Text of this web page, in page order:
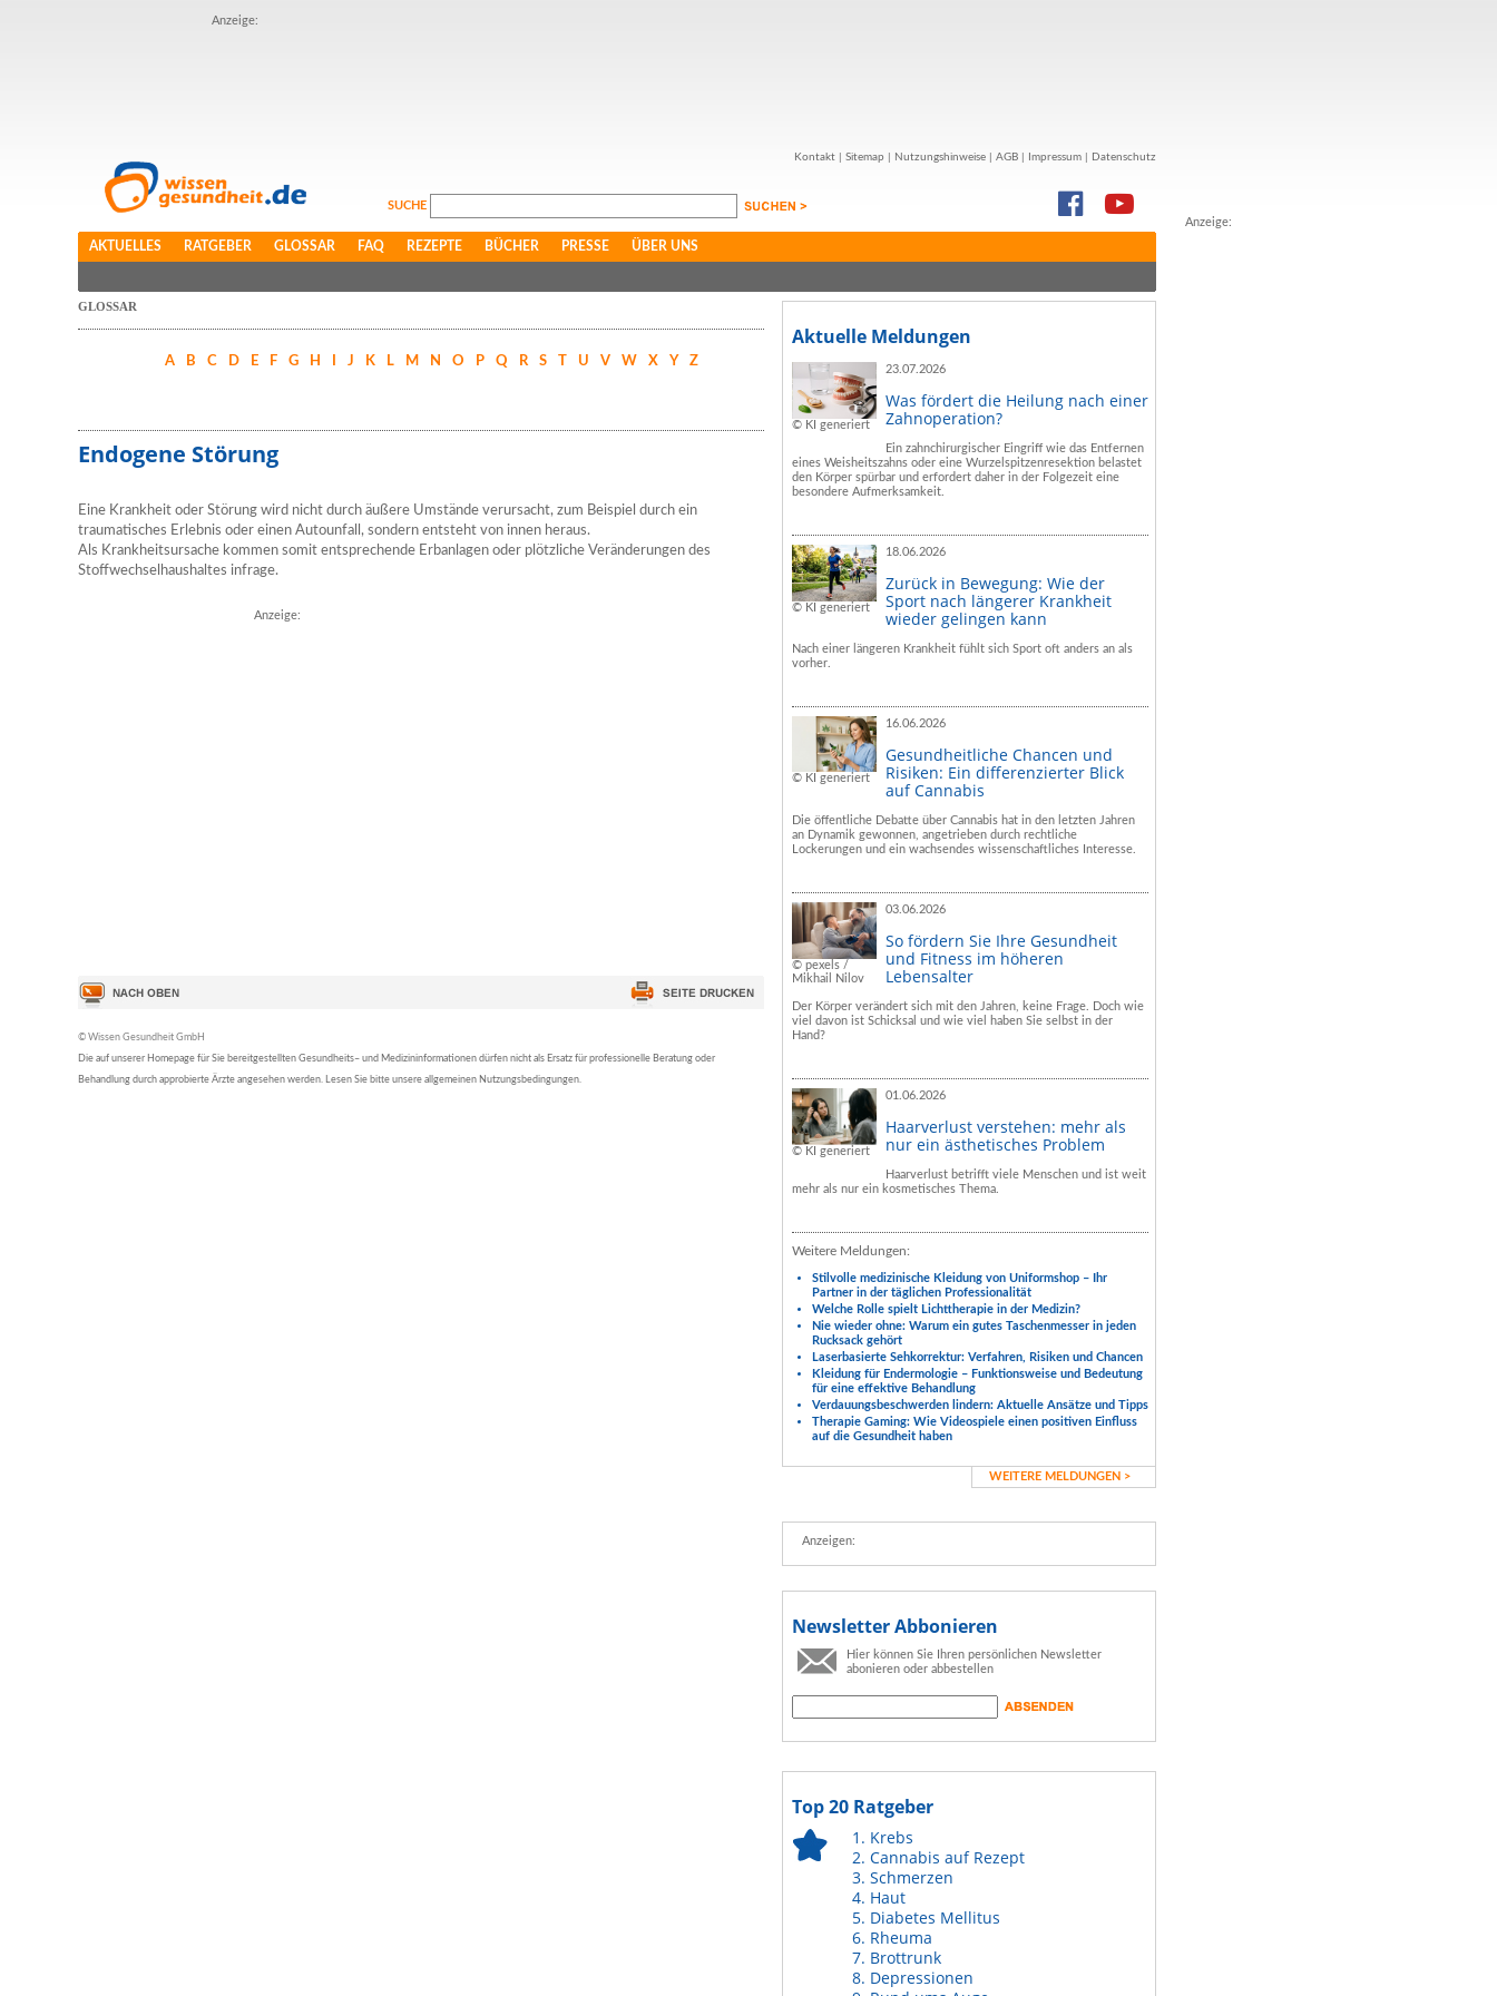
Anzeige:
Anzeige:
Kontakt Sitemap Nutzungshinweise AGB Impressum Datenschutz
SUCHE
AKTUELLES RATGEBER GLOSSAR FAQ REZEPTE BÜCHER PRESSE ÜBER UNS
GLOSSAR
A B C D E F G H J K L M N O P Q R S T U V W X Y Z
Endogene Störung
Eine Krankheit oder Störung wird nicht durch äußere Umstände verursacht, zum Beispiel durch ein
traumatisches Erlebnis oder einen Autounfall, sondern entsteht von innen heraus.
Als Krankheitsursache kommen somit entsprechende Erbanlagen oder plötzliche Veränderungen des
Stoffwechselhaushaltes infrage.
Anzeige:
© Wissen Gesundheit GmbH
Die auf unserer Homepage für Sie bereitgestellten Gesundheits– und Medizininformationen dürfen nicht als Ersatz für professionelle Beratung oder
Behandlung durch approbierte Ärzte angesehen werden. Lesen Sie bitte unsere allgemeinen Nutzungsbedingungen.
Aktuelle Meldungen
© KI generiert
23.07.2026
Was fördert die Heilung nach einer
Zahnoperation?
Ein zahnchirurgischer Eingriff wie das Entfernen
eines Weisheitszahns oder eine Wurzelspitzenresektion belastet
den Körper spürbar und erfordert daher in der Folgezeit eine
besondere Aufmerksamkeit.
© KI generiert
18.06.2026
Zurück in Bewegung: Wie der
Sport nach längerer Krankheit
wieder gelingen kann
Nach einer längeren Krankheit fühlt sich Sport oft anders an als
vorher.
© KI generiert
16.06.2026
Gesundheitliche Chancen und
Risiken: Ein differenzierter Blick
auf Cannabis
Die öffentliche Debatte über Cannabis hat in den letzten Jahren
an Dynamik gewonnen, angetrieben durch rechtliche
Lockerungen und ein wachsendes wissenschaftliches Interesse.
© pexels /
Mikhail Nilov
03.06.2026
So fördern Sie Ihre Gesundheit
und Fitness im höheren
Lebensalter
Der Körper verändert sich mit den Jahren, keine Frage. Doch wie
viel davon ist Schicksal und wie viel haben Sie selbst in der
Hand?
© KI generiert
01.06.2026
Haarverlust verstehen: mehr als
nur ein ästhetisches Problem
Haarverlust betrifft viele Menschen und ist weit
mehr als nur ein kosmetisches Thema.
Weitere Meldungen:
Stilvolle medizinische Kleidung von Uniformshop – Ihr
Partner in der täglichen Professionalität
Welche Rolle spielt Lichttherapie in der Medizin?
Nie wieder ohne: Warum ein gutes Taschenmesser in jeden
Rucksack gehört
Laserbasierte Sehkorrektur: Verfahren, Risiken und Chancen
Kleidung für Endermologie – Funktionsweise und Bedeutung
für eine effektive Behandlung
Verdauungsbeschwerden lindern: Aktuelle Ansätze und Tipps
Therapie Gaming: Wie Videospiele einen positiven Einfluss
auf die Gesundheit haben
WEITERE MELDUNGEN >
Anzeigen:
Newsletter Abbonieren
Hier können Sie Ihren persönlichen Newsletter
abonieren oder abbestellen
Top 20 Ratgeber
Krebs
Cannabis auf Rezept
Schmerzen
Haut
Diabetes Mellitus
Rheuma
Brottrunk
Depressionen